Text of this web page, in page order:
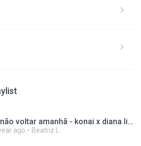
se o sol não voltar amanhã - konai x diana lima (l
ago Beatriz L.